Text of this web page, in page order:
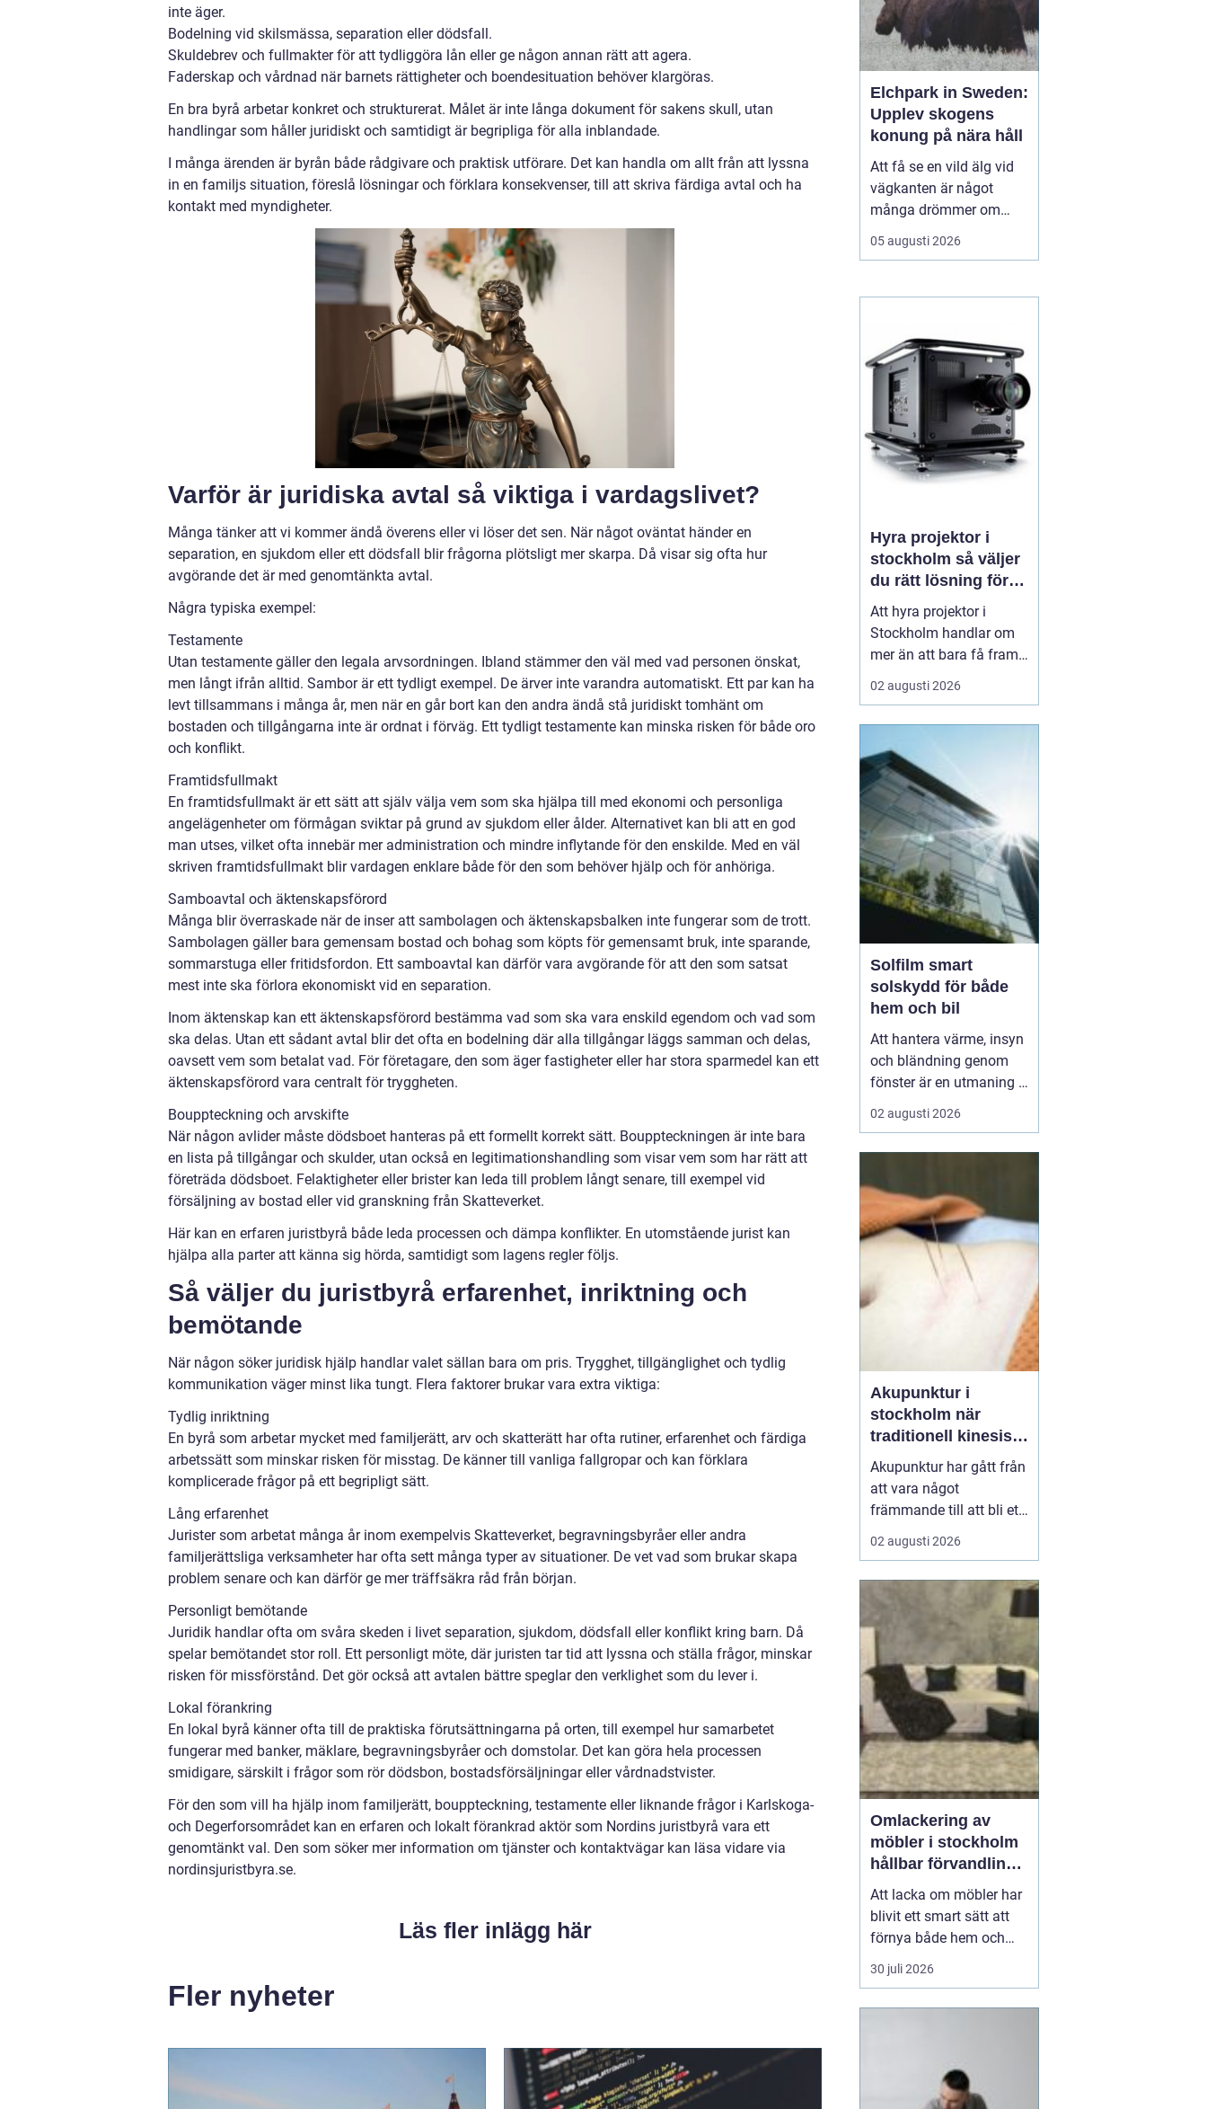
inte äger.
Bodelning vid skilsmässa, separation eller dödsfall.
Skuldebrev och fullmakter för att tydliggöra lån eller ge någon annan rätt att agera.
Faderskap och vårdnad när barnets rättigheter och boendesituation behöver klargöras.
En bra byrå arbetar konkret och strukturerat. Målet är inte långa dokument för sakens skull, utan
handlingar som håller juridiskt och samtidigt är begripliga för alla inblandade.
I många ärenden är byrån både rådgivare och praktisk utförare. Det kan handla om allt från att lyssna
in en familjs situation, föreslå lösningar och förklara konsekvenser, till att skriva färdiga avtal och ha
kontakt med myndigheter.
Varför är juridiska avtal så viktiga i vardagslivet?
Många tänker att vi kommer ändå överens eller vi löser det sen. När något oväntat händer en
separation, en sjukdom eller ett dödsfall blir frågorna plötsligt mer skarpa. Då visar sig ofta hur
avgörande det är med genomtänkta avtal.
Några typiska exempel:
Testamente
Utan testamente gäller den legala arvsordningen. Ibland stämmer den väl med vad personen önskat,
men långt ifrån alltid. Sambor är ett tydligt exempel. De ärver inte varandra automatiskt. Ett par kan ha
levt tillsammans i många år, men när en går bort kan den andra ändå stå juridiskt tomhänt om
bostaden och tillgångarna inte är ordnat i förväg. Ett tydligt testamente kan minska risken för både oro
och konflikt.
Framtidsfullmakt
En framtidsfullmakt är ett sätt att själv välja vem som ska hjälpa till med ekonomi och personliga
angelägenheter om förmågan sviktar på grund av sjukdom eller ålder. Alternativet kan bli att en god
man utses, vilket ofta innebär mer administration och mindre inflytande för den enskilde. Med en väl
skriven framtidsfullmakt blir vardagen enklare både för den som behöver hjälp och för anhöriga.
Samboavtal och äktenskapsförord
Många blir överraskade när de inser att sambolagen och äktenskapsbalken inte fungerar som de trott.
Sambolagen gäller bara gemensam bostad och bohag som köpts för gemensamt bruk, inte sparande,
sommarstuga eller fritidsfordon. Ett samboavtal kan därför vara avgörande för att den som satsat
mest inte ska förlora ekonomiskt vid en separation.
Inom äktenskap kan ett äktenskapsförord bestämma vad som ska vara enskild egendom och vad som
ska delas. Utan ett sådant avtal blir det ofta en bodelning där alla tillgångar läggs samman och delas,
oavsett vem som betalat vad. För företagare, den som äger fastigheter eller har stora sparmedel kan ett
äktenskapsförord vara centralt för tryggheten.
Bouppteckning och arvskifte
När någon avlider måste dödsboet hanteras på ett formellt korrekt sätt. Bouppteckningen är inte bara
en lista på tillgångar och skulder, utan också en legitimationshandling som visar vem som har rätt att
företräda dödsboet. Felaktigheter eller brister kan leda till problem långt senare, till exempel vid
försäljning av bostad eller vid granskning från Skatteverket.
Här kan en erfaren juristbyrå både leda processen och dämpa konflikter. En utomstående jurist kan
hjälpa alla parter att känna sig hörda, samtidigt som lagens regler följs.
Så väljer du juristbyrå erfarenhet, inriktning och
bemötande
När någon söker juridisk hjälp handlar valet sällan bara om pris. Trygghet, tillgänglighet och tydlig
kommunikation väger minst lika tungt. Flera faktorer brukar vara extra viktiga:
Tydlig inriktning
En byrå som arbetar mycket med familjerätt, arv och skatterätt har ofta rutiner, erfarenhet och färdiga
arbetssätt som minskar risken för misstag. De känner till vanliga fallgropar och kan förklara
komplicerade frågor på ett begripligt sätt.
Lång erfarenhet
Jurister som arbetat många år inom exempelvis Skatteverket, begravningsbyråer eller andra
familjerättsliga verksamheter har ofta sett många typer av situationer. De vet vad som brukar skapa
problem senare och kan därför ge mer träffsäkra råd från början.
Personligt bemötande
Juridik handlar ofta om svåra skeden i livet separation, sjukdom, dödsfall eller konflikt kring barn. Då
spelar bemötandet stor roll. Ett personligt möte, där juristen tar tid att lyssna och ställa frågor, minskar
risken för missförstånd. Det gör också att avtalen bättre speglar den verklighet som du lever i.
Lokal förankring
En lokal byrå känner ofta till de praktiska förutsättningarna på orten, till exempel hur samarbetet
fungerar med banker, mäklare, begravningsbyråer och domstolar. Det kan göra hela processen
smidigare, särskilt i frågor som rör dödsbon, bostadsförsäljningar eller vårdnadstvister.
För den som vill ha hjälp inom familjerätt, bouppteckning, testamente eller liknande frågor i Karlskoga-
och Degerforsområdet kan en erfaren och lokalt förankrad aktör som Nordins juristbyrå vara ett
genomtänkt val. Den som söker mer information om tjänster och kontaktvägar kan läsa vidare via
nordinsjuristbyra.se.
Läs fler inlägg här
Fler nyheter
Elchpark in Sweden:
Upplev skogens
konung på nära håll
Att få se en vild älg vid
vägkanten är något
många drömmer om
inför en resa till Sverige.
I verkligheten är chansen
den som bara är här
05 augusti 2026
Hyra projektor i
stockholm så väljer
du rätt lösning för
ditt event
Att hyra projektor i
Stockholm handlar om
mer än att bara få fram
en stor bild på en duk.
En bra
landar tydligt hos
publiken eller försvinner i
suddig bild, dålig
kontrast och stressade
teknikstrul. Med r...
02 augusti 2026
Solfilm smart
solskydd för både
hem och bil
Att hantera värme, insyn
och bländning genom
fönster är en utmaning i
många svenska hem,
kontor och bilar. Allt fler
komplement eller
alternativ till tradi...
02 augusti 2026
Akupunktur i
stockholm när
traditionell kinesisk
medicin möter
modern vardag
Akupunktur har gått från
att vara något
främmande till att bli ett
självklart val för många
som söker en naturlig
fler i Stockholm vill
förstå hur tunna nålar
kan påverka sömn,
smärta, mage, fertilitet
och stress. Samtidigt u...
02 augusti 2026
Omlackering av
möbler i stockholm
hållbar förvandling
av hem och kontor
Att lacka om möbler har
blivit ett smart sätt att
förnya både hem och
kontor utan att köpa
nytt. Många i Stockholm
30 juli 2026